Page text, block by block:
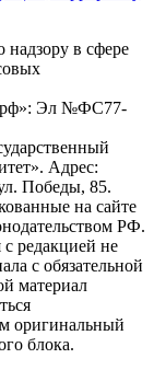
надзору в сфере
Эл №ФС77-
Адрес:
Победы, 85.
на сайте
РФ.
с редакцией не
с обязательной
материал
оригинальный
блока.